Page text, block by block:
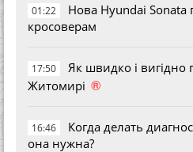
01:22
Нова Hyundai Sonata
кросоверам
17:50
Як швидко і вигідно
Житомирі ®
16:46
Когда делать
она нужна?